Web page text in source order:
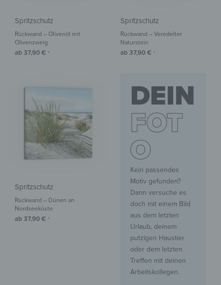
Spritzschutz
Rückwand – Olivenöl mit
Olivenzweig
ab 37,90€ *
Spritzschutz
Rückwand – Veredelter
Naturstein
ab 37,90€ *
Spritzschutz
Rückwand – Dünen an
Nordseeküste
ab 37,90€ *
DEIN
FOT
O
Kein passendes
Motiv gefunden?
Dann versuche es
doch mit einem Bild
aus dem letzten
Urlaub, deinem
putzigen Haustier
oder dem letzten
Treffen mit deinen
Arbeitskollegen.